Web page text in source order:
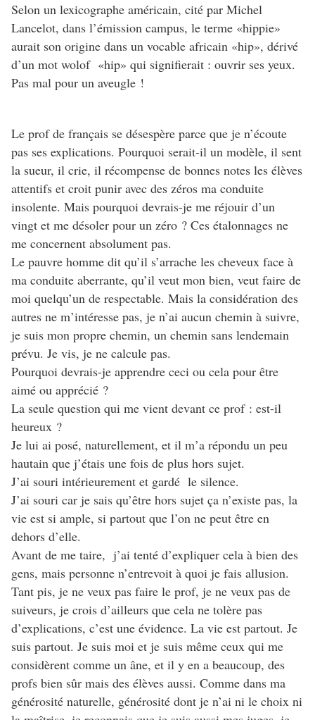
Selon un lexicographe américain, cité par Michel
Lancelot, dans l’émission campus, le terme «hippie»
aurait son origine dans un vocable africain «hip», dérivé
d’un mot wolof «hip» qui signifierait : ouvrir ses yeux.
Pas mal pour un aveugle !
Le prof de français se désespère parce que je n’écoute
pas ses explications. Pourquoi serait-il un modèle, il sent
la sueur, il crie, il récompense de bonnes notes les élèves
attentifs et croit punir avec des zéros ma conduite
insolente. Mais pourquoi devrais-je me réjouir d’un
vingt et me désoler pour un zéro ? Ces étalonnages ne
me concernent absolument pas.
Le pauvre homme dit qu’il s’arrache les cheveux face à
ma conduite aberrante, qu’il veut mon bien, veut faire de
moi quelqu’un de respectable. Mais la considération des
autres ne m’intéresse pas, je n’ai aucun chemin à suivre,
je suis mon propre chemin, un chemin sans lendemain
prévu. Je vis, je ne calcule pas.
Pourquoi devrais-je apprendre ceci ou cela pour être
aimé ou apprécié ?
La seule question qui me vient devant ce prof : est-il
heureux ?
Je lui ai posé, naturellement, et il m’a répondu un peu
hautain que j’étais une fois de plus hors sujet.
J’ai souri intérieurement et gardé le silence.
J’ai souri car je sais qu’être hors sujet ça n’existe pas, la
vie est si ample, si partout que l’on ne peut être en
dehors d’elle.
Avant de me taire, j’ai tenté d’expliquer cela à bien des
gens, mais personne n’entrevoit à quoi je fais allusion.
Tant pis, je ne veux pas faire le prof, je ne veux pas de
suiveurs, je crois d’ailleurs que cela ne tolère pas
d’explications, c’est une évidence. La vie est partout. Je
suis partout. Je suis moi et je suis même ceux qui me
considèrent comme un âne, et il y en a beaucoup, des
profs bien sûr mais des élèves aussi. Comme dans ma
générosité naturelle, générosité dont je n’ai ni le choix ni